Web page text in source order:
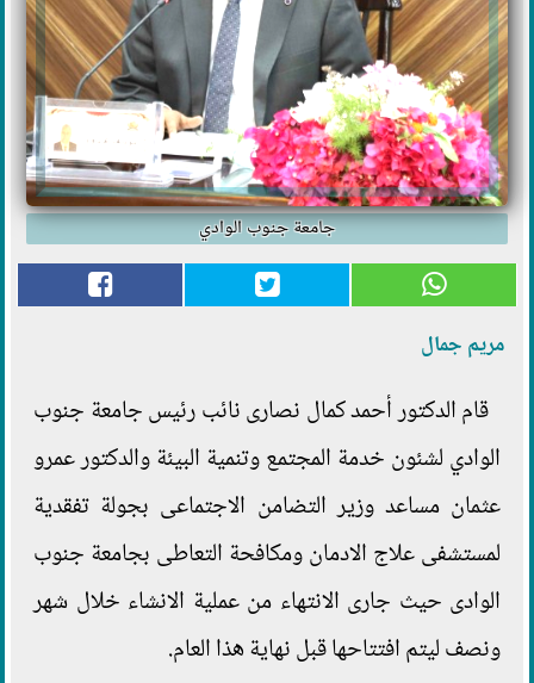
جامعة جنوب الوادي
مريم جمال
قام الدكتور أحمد كمال نصارى نائب رئيس جامعة جنوب
الوادي لشئون خدمة المجتمع وتنمية البيئة والدكتور عمرو
عثمان مساعد وزير التضامن الاجتماعى بجولة تفقدية
لمستشفى علاج الادمان ومكافحة التعاطى بجامعة جنوب
الوادى حيث جارى الانتهاء من عملية الانشاء خلال شهر
ونصف ليتم افتتاحها قبل نهاية هذا العام.